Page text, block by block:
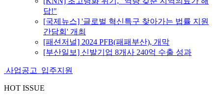
답!"
[국제뉴스] '글로벌 혁신특구 찾아가는 법률 지원
간담회' 개최
[패션저널] 2024 PFB(패패부산), 개막
[부산일보] 신발기업 8개사 240억 수출 성과
사업공고 입주지원
HOT ISSUE